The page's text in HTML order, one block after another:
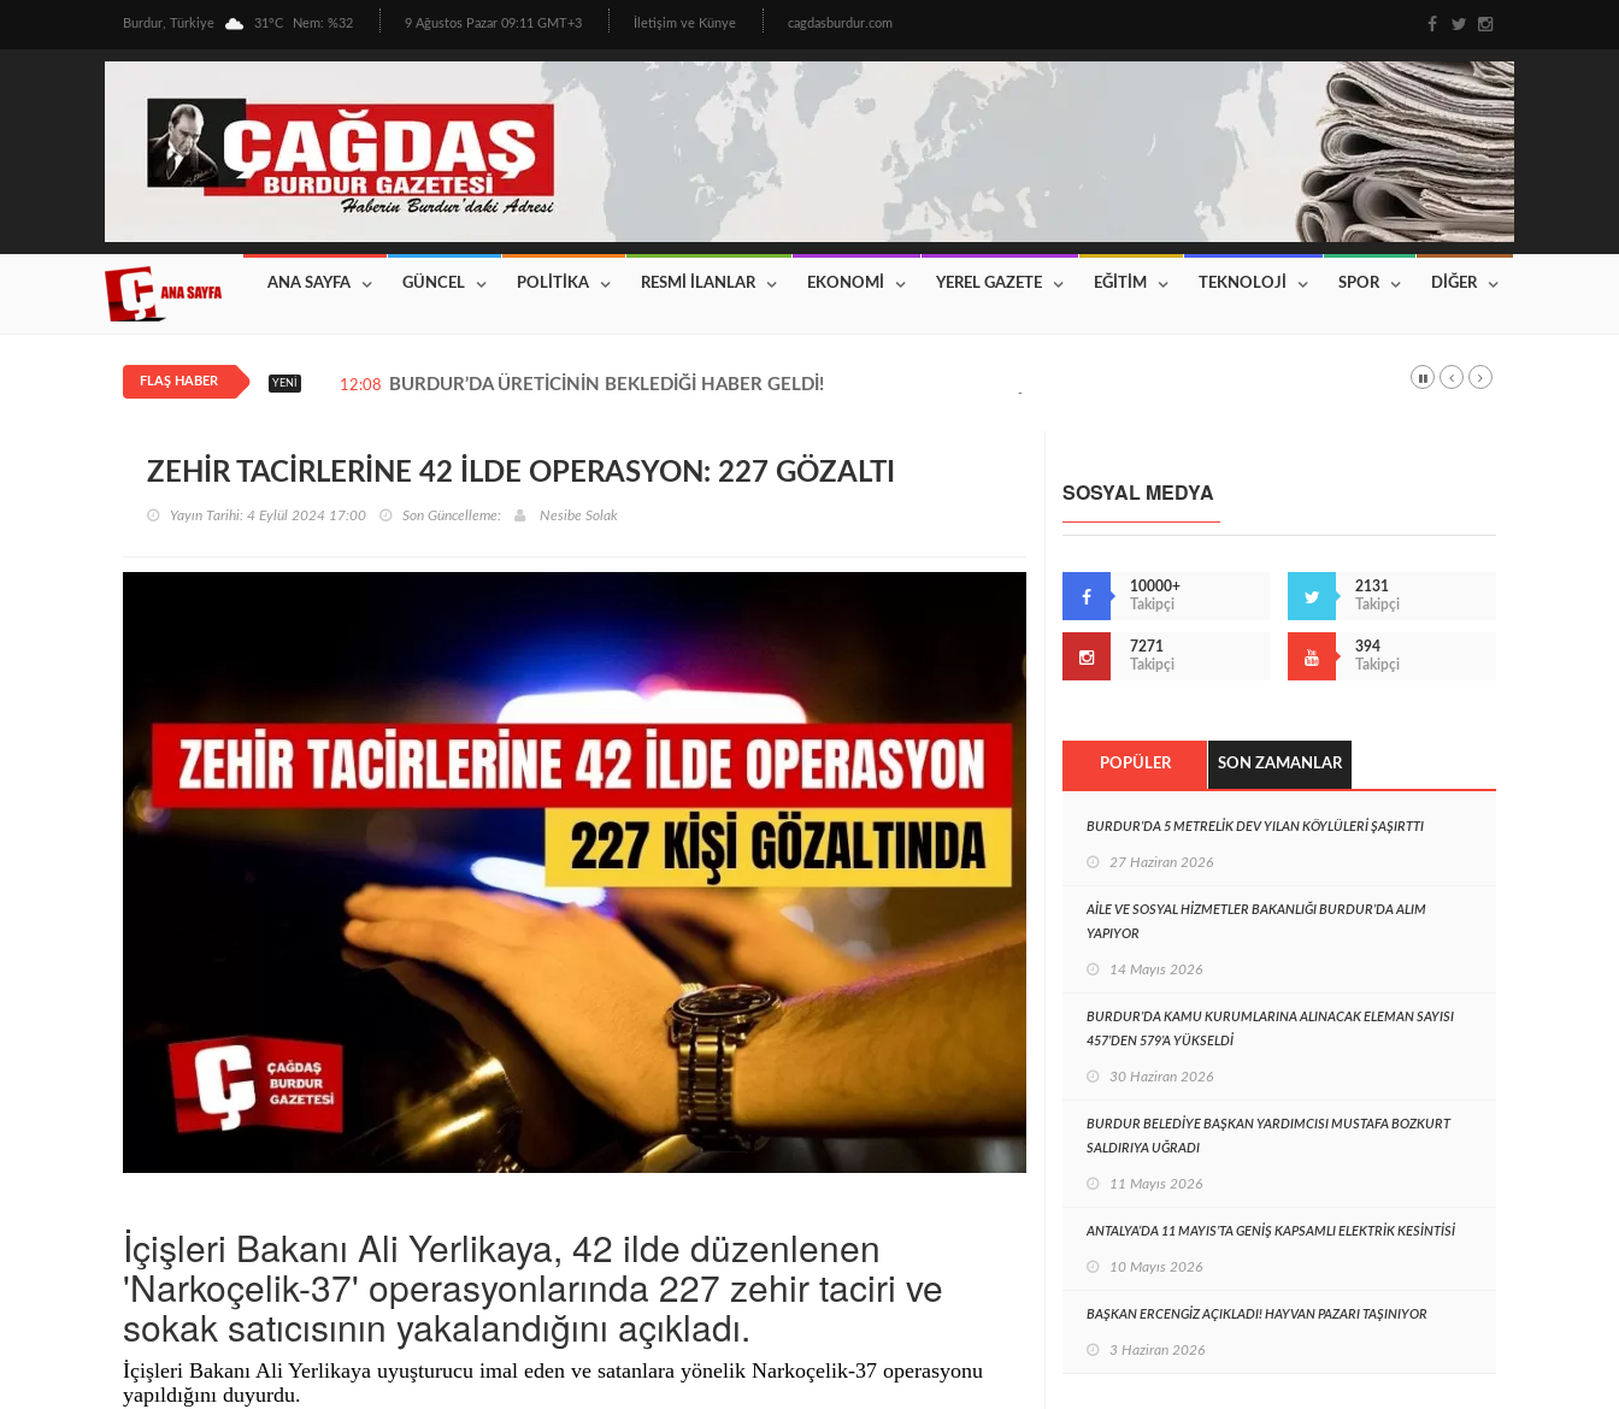
Burdur, Türkiye 31°C Nem: %32 9 Ağustos Pazar 09:11 GMT+3 İletişim ve Künye cagdasburdur.com
ANA SAYFA GÜNCEL POLİTİKA RESMİ İLANLAR EKONOMİ YEREL GAZETE EĞİTİM TEKNOLOJİ SPOR DİĞER
FLAŞ HABER YENI 12:08 BURDUR’DA ÜRETİCİNİN BEKLEDİĞİ HABER GELDİ! 2026 YILI FİYATLAR AÇIKLANDI
ZEHİR TACİRLERİNE 42 İLDE OPERASYON: 227 GÖZALTI
Yayın Tarihi: 4 Eylül 2024 17:00 Son Güncelleme: Nesibe Solak
İçişleri Bakanı Ali Yerlikaya, 42 ilde düzenlenen
'Narkoçelik-37' operasyonlarında 227 zehir taciri ve
sokak satıcısının yakalandığını açıkladı.
İçişleri Bakanı Ali Yerlikaya uyuşturucu imal eden ve satanlara yönelik Narkoçelik-37 operasyonu
yapıldığını duyurdu.
SOSYAL MEDYA
10000+
Takipçi
2131
Takipçi
7271
Takipçi
394
Takipçi
POPÜLER SON ZAMANLAR
BURDUR’DA 5 METRELİK DEV YILAN KÖYLÜLERİ ŞAŞIRTTI
27 Haziran 2026
AİLE VE SOSYAL HİZMETLER BAKANLIĞI BURDUR’DA ALIM
YAPIYOR
14 Mayıs 2026
BURDUR’DA KAMU KURUMLARINA ALINACAK ELEMAN SAYISI
457’DEN 579’A YÜKSELDİ
30 Haziran 2026
BURDUR BELEDİYE BAŞKAN YARDIMCISI MUSTAFA BOZKURT
SALDIRIYA UĞRADI
11 Mayıs 2026
ANTALYA’DA 11 MAYIS’TA GENİŞ KAPSAMLI ELEKTRİK KESİNTİSİ
10 Mayıs 2026
BAŞKAN ERCENGİZ AÇIKLADI! HAYVAN PAZARI TAŞINIYOR
3 Haziran 2026